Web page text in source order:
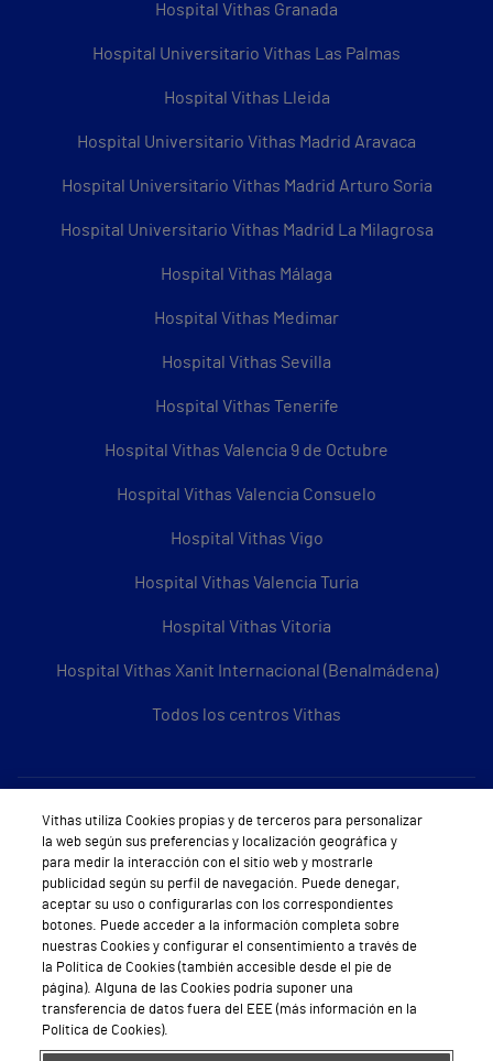
Hospital Vithas Granada
Hospital Universitario Vithas Las Palmas
Hospital Vithas Lleida
Hospital Universitario Vithas Madrid Aravaca
Hospital Universitario Vithas Madrid Arturo Soria
Hospital Universitario Vithas Madrid La Milagrosa
Hospital Vithas Málaga
Hospital Vithas Medimar
Hospital Vithas Sevilla
Hospital Vithas Tenerife
Hospital Vithas Valencia 9 de Octubre
Hospital Vithas Valencia Consuelo
Hospital Vithas Vigo
Hospital Vithas Valencia Turia
Hospital Vithas Vitoria
Hospital Vithas Xanit Internacional (Benalmádena)
Todos los centros Vithas
Sobre Vithas
Quiénes somos
Trabajar en Vithas
Teléfono Cita Médica
Teléfono Atención al Cliente
Política de seguridad y salud en el trabajo
Vithas utiliza Cookies propias y de terceros para personalizar
la web según sus preferencias y localización geográfica y
para medir la interacción con el sitio web y mostrarle
publicidad según su perfil de navegación. Puede denegar,
aceptar su uso o configurarlas con los correspondientes
botones. Puede acceder a la información completa sobre
nuestras Cookies y configurar el consentimiento a través de
la Política de Cookies (también accesible desde el pie de
página). Alguna de las Cookies podría suponer una
transferencia de datos fuera del EEE (más información en la
Política de Cookies).